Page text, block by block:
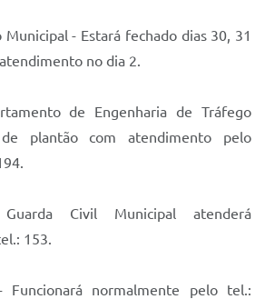
- Estará fechado dias 30, 31
no dia 2.
de Engenharia de Tráfego
plantão com atendimento pelo
Civil Municipal atenderá
153.
Funcionará normalmente pelo tel.: